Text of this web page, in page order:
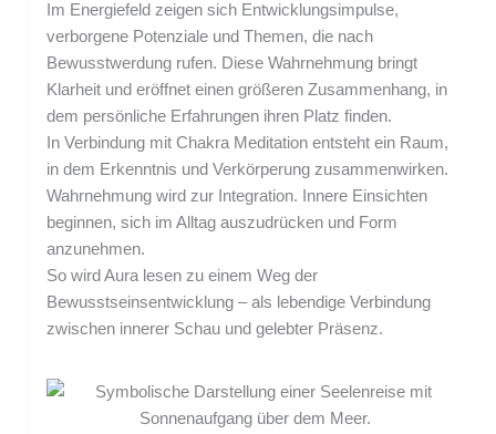
Im Energiefeld zeigen sich Entwicklungsimpulse,
verborgene Potenziale und Themen, die nach
Bewusstwerdung rufen. Diese Wahrnehmung bringt
Klarheit und eröffnet einen größeren Zusammenhang, in
dem persönliche Erfahrungen ihren Platz finden.
In Verbindung mit Chakra Meditation entsteht ein Raum,
in dem Erkenntnis und Verkörperung zusammenwirken.
Wahrnehmung wird zur Integration. Innere Einsichten
beginnen, sich im Alltag auszudrücken und Form
anzunehmen.
So wird Aura lesen zu einem Weg der
Bewusstseinsentwicklung – als lebendige Verbindung
zwischen innerer Schau und gelebter Präsenz.